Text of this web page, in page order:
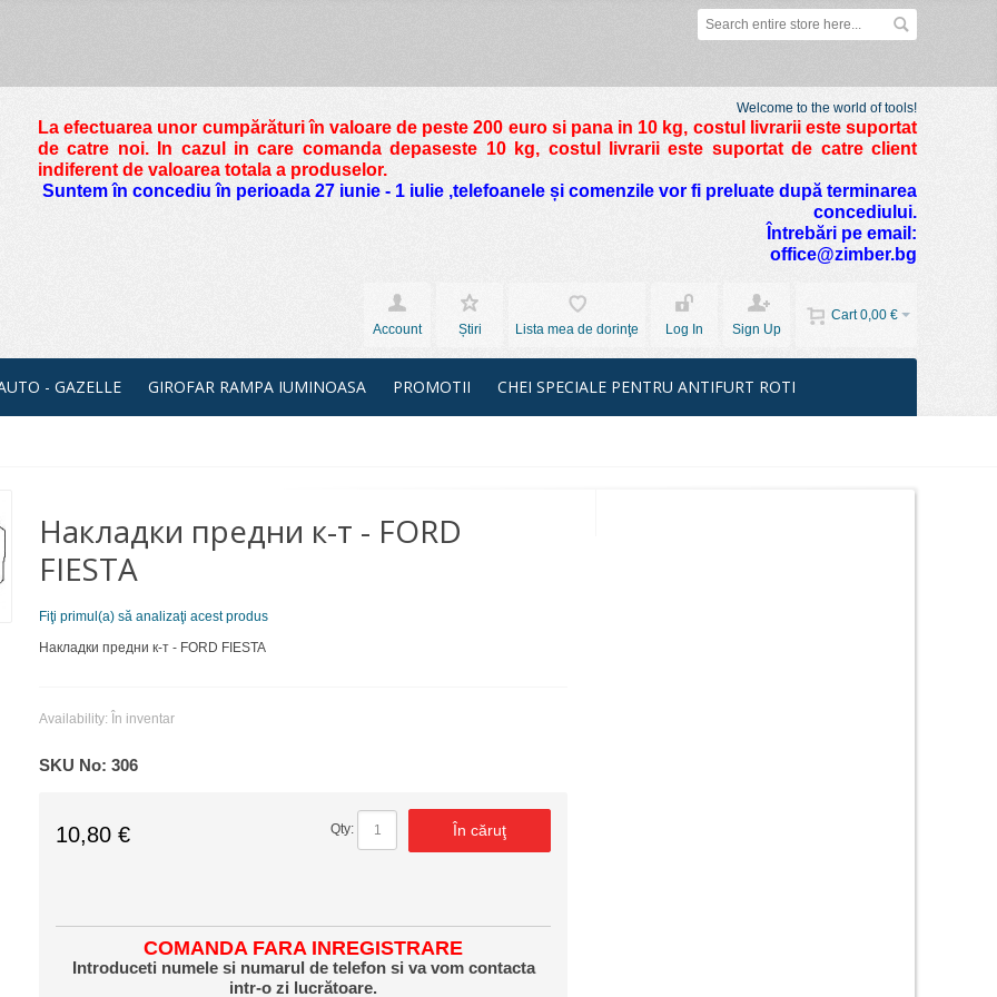
Welcome to the world of tools!
La efectuarea unor cumpărături în valoare de peste 200 euro si pana in 10 kg, costul livrarii este suportat
de catre noi. In cazul in care comanda depaseste 10 kg, costul livrarii este suportat de catre client
indiferent de valoarea totala a produselor.
Suntem în concediu în perioada 27 iunie - 1 iulie ,telefoanele și comenzile vor fi preluate după terminarea
concediului.
Întrebări pe email:
office@zimber.bg
Cart 0,00 €
Account
Știri Lista mea de dorinţe Log In Sign Up
- GAZELLE GIROFAR RAMPA IUMINOASA PROMOTII CHEI SPECIALE PENTRU ANTIFURT ROTI
Накладки предни к-т - FORD
FIESTA
Fiţi primul(a) să analizaţi acest produs
Накладки предни к-т - FORD FIESTA
Availability: În inventar
SKU No:306
10,80 € Qty: În căruţ
COMANDA FARA INREGISTRARE
Introduceti numele si numarul de telefon si va vom contacta
intr-o zi lucrătoare.